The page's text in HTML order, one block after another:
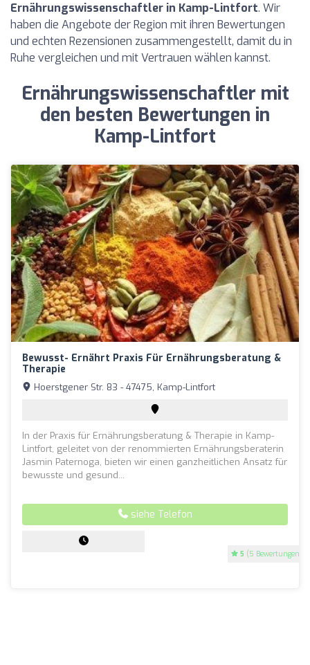
Ernährungswissenschaftler in Kamp-Lintfort. Wir
haben die Angebote der Region mit ihren Bewertungen
und echten Rezensionen zusammengestellt, damit du in
Ruhe vergleichen und mit Vertrauen wählen kannst.
Ernährungswissenschaftler mit
den besten Bewertungen in
Kamp-Lintfort
Bewusst- Ernährt Praxis Für Ernährungsberatung &
Therapie
5 (5 Bewertungen)
Hoerstgener Str. 83 - 47475, Kamp-Lintfort
In der Praxis für Ernährungsberatung & Therapie in Kamp-
Lintfort, geleitet von der renommierten Ernährungsberaterin
Jasmin Paternoga, bieten wir einen ganzheitlichen Ansatz für
bewusste und gesund...
siehe Telefon